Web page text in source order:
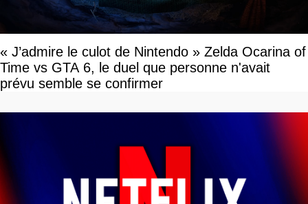
« J’admire le culot de Nintendo » Zelda Ocarina of
Time vs GTA 6, le duel que personne n'avait
prévu semble se confirmer